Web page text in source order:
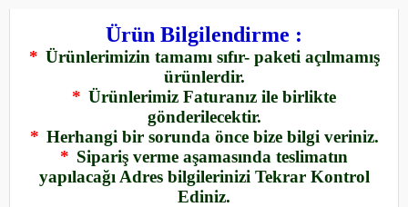
Ürün Bilgilendirme :
* Ürünlerimizin tamamı sıfır- paketi açılmamış
ürünlerdir.
* Ürünlerimiz Faturanız ile birlikte
gönderilecektir.
* Herhangi bir sorunda önce bize bilgi veriniz.
* Sipariş verme aşamasında teslimatın
yapılacağı Adres bilgilerinizi Tekrar Kontrol
Ediniz.